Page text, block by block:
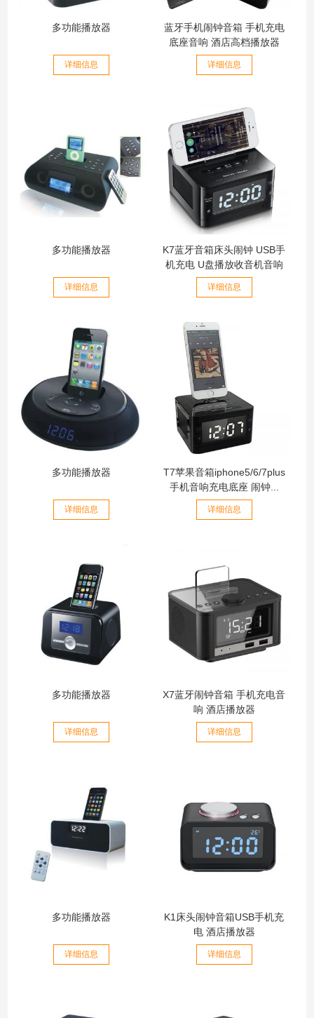
多功能播放器
详细信息
蓝牙手机闹钟音箱 手机充电
底座音响 酒店高档播放器
详细信息
多功能播放器
详细信息
K7蓝牙音箱床头闹钟 USB手
机充电 U盘播放收音机音响
详细信息
多功能播放器
详细信息
T7苹果音箱iphone5/6/7plus
手机音响充电底座 闹钟...
详细信息
多功能播放器
详细信息
X7蓝牙闹钟音箱 手机充电音
响 酒店播放器
详细信息
多功能播放器
详细信息
K1床头闹钟音箱USB手机充
电 酒店播放器
详细信息